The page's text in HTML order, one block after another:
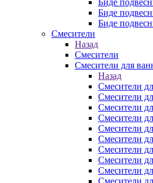
Биде
Биде
Биде
Смесители
Назад
Смесители
Смесители для
Назад
Смесители
Смесители
Смесители
Смесители
Смесители
Смесители
Смесители
Смесители
Смесители
Смесители